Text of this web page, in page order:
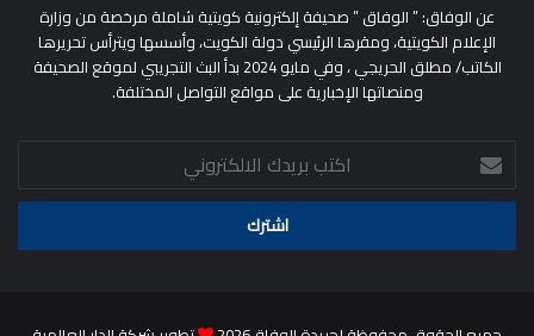
عن الوفاق: ” الوفاق ” صحيفة إلكترونية كويتية شاملة مرخصة من وزارة
الإعلام الكويتية، ومقرها الرئيسي دولة الكويت، وأسسها ويترأس تحريرها
الكاتب/ مطلق الحريجي ، وفي مايو 2024 بدأ البث التجريبي لموقع الصحيفة
ومنصاتها الإخبارية على مواقع التواصل المختلفة.
اكتب
بريدك
الالكتروني